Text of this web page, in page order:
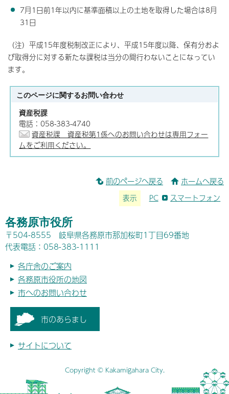
7月1日前1年以内に基準面積以上の土地を取得した場合は8月
31日
（注）平成15年度税制改正により、平成15年度以降、保有分およ
び取得分に対する新たな課税は当分の間行わないことになってい
ます。
このページに関するお問い合わせ
資産税課
電話：058-383-4740
資産税課 資産税第1係へのお問い合わせは専用フォー
ムをご利用ください。
前のページへ戻る ホームへ戻る
表示 PC スマートフォン
各務原市役所
〒504-8555 岐阜県各務原市那加桜町1丁目69番地
代表電話：058-383-1111
各庁舎のご案内
各務原市役所の地図
市へのお問い合わせ
市のあらまし
サイトについて
Copyright © Kakamigahara City.